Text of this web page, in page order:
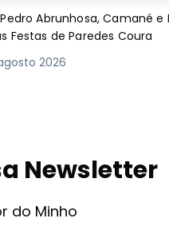
Pedro Abrunhosa, Camané e
Festas de Paredes Coura
2026
Newsletter
do Minho